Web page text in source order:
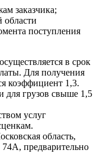
заказчика;
области
поступления
в срок
Для получения
коэффициент 1,3.
для грузов свыше 1,5
услуг
область,
предварительно